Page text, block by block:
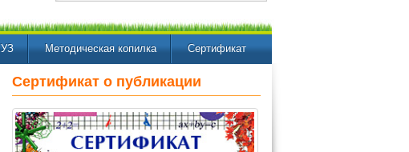
Методическая копилка Сертификат
Сертификат о публикации